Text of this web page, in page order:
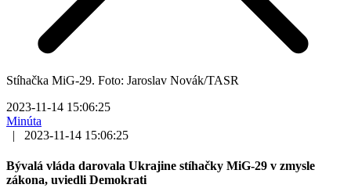
Stíhačka MiG-29. Foto: Jaroslav Novák/TASR
2023-11-14 15:06:25
Minúta
|
2023-11-14 15:06:25
Bývalá vláda darovala Ukrajine stíhačky MiG-29 v zmysle
zákona, uviedli Demokrati